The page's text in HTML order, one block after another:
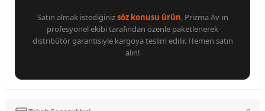
Satın almak istediğinizsöz konusu ürün, Prizma Av'ın
profesyonel ekibi tarafından özenle paketlenerek
distribütör garantisiyle kargoya teslim edilir. Hemen satın
alın!